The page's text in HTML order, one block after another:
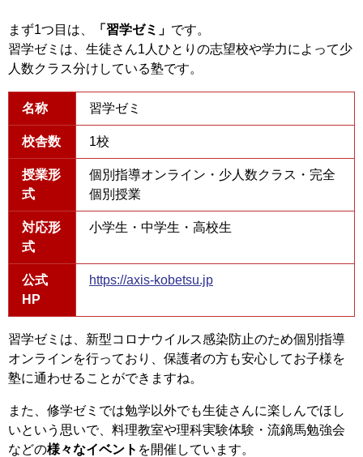
まず1つ目は、 「習学ゼミ」 です。
習学ゼミは、生徒さん1人ひとりの志望校や学力によって少
人数クラス分けしている塾です。
名称 習学ゼミ
校舎数 1校
授業形
式
個別指導オンライン・少人数クラス・完全
個別授業
対応形
式
小学生・中学生・高校生
公式
HP
https://axis-kobetsu.jp
習学ゼミは、新型コロナウイルス感染防止のため個別指導
オンラインを行っており、保護者の方も安心してお子様を
塾に通わせることができますね。
また、修学ゼミでは勉学以外でも生徒さんに楽しんでほし
いという思いで、料理教室や理科実験体験・流鏑馬勉強会
などの様々なイベント を開催しています。